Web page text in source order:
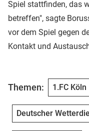
Spiel stattfinden, das
betreffen", sagte
vor dem Spiel gegen
Kontakt und
Themen: 1.FC Köln
Deutscher